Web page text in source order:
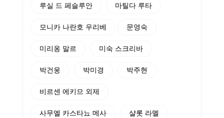
루실 드 페슬루안 마틸다 루타
모니카 나란호 우리베 문영숙
미리옹 말르 미숙 스크리바
박건웅 박미경 박주현
비르센 에키므 외제
사무엘 카스타뇨 메사 샬롯 라멜